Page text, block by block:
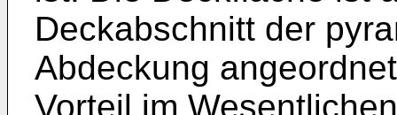
Deckabschnitt der
Abdeckung
Vorteil im